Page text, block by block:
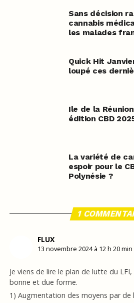
Sans décision
cannabis
les malades
Quick Hit
loupé ces
Ile de la
édition CBD
La variété de
espoir pour le
Polynésie ?
1
FLUX
13 novembre 2024 à 12 h 20 min
Je viens de lire le plan de lutte du
bonne et due forme.
1) Augmentation des moyens par de